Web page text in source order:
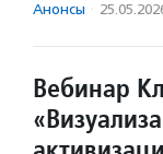
Анонсы ·
Вебинар